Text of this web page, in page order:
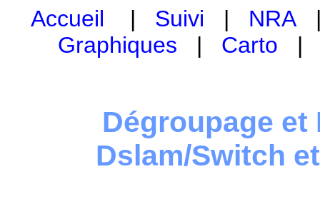
Accueil | Suivi | NRA
Graphiques | Carto
Dégroupage et
Dslam/Switch